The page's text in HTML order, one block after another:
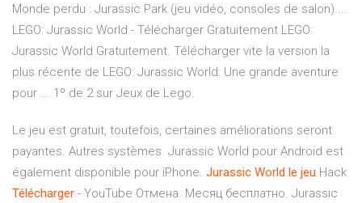
Monde perdu : Jurassic Park (jeu vidéo, consoles de salon) ...
LEGO: Jurassic World - Télécharger Gratuitement LEGO:
Jurassic World Gratuitement. Télécharger vite la version la
plus récente de LEGO: Jurassic World: Une grande aventure
pour ... 1º de 2 sur Jeux de Lego.
Le jeu est gratuit, toutefois, certaines améliorations seront
payantes. Autres systèmes. Jurassic World pour Android est
également disponible pour iPhone. Jurassic World le jeu Hack
Télécharger - YouTube Отмена. Месяц бесплатно. Jurassic